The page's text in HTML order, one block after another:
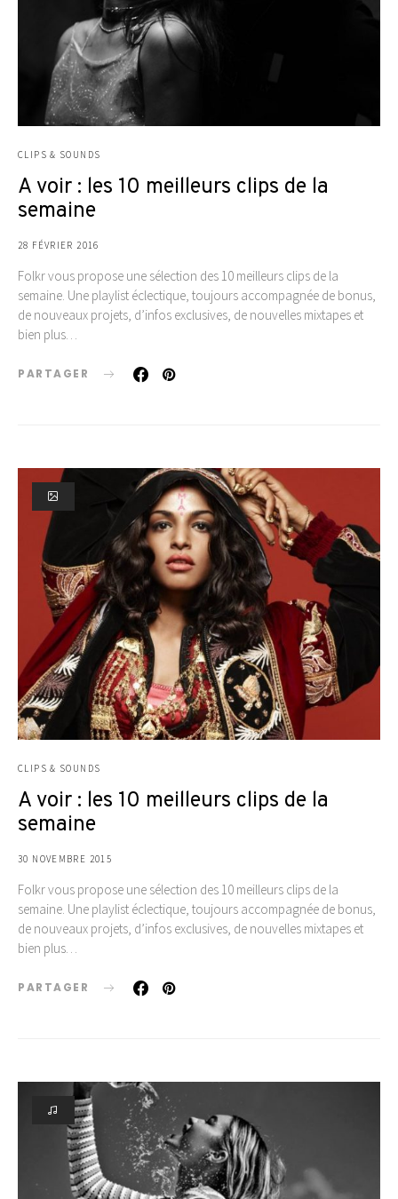
CLIPS & SOUNDS
A voir : les 10 meilleurs clips de la
semaine
28 FÉVRIER 2016
Folkr vous propose une sélection des 10 meilleurs clips de la
semaine. Une playlist éclectique, toujours accompagnée de bonus,
de nouveaux projets, d’infos exclusives, de nouvelles mixtapes et
bien plus…
PARTAGER
CLIPS & SOUNDS
A voir : les 10 meilleurs clips de la
semaine
30 NOVEMBRE 2015
Folkr vous propose une sélection des 10 meilleurs clips de la
semaine. Une playlist éclectique, toujours accompagnée de bonus,
de nouveaux projets, d’infos exclusives, de nouvelles mixtapes et
bien plus…
PARTAGER